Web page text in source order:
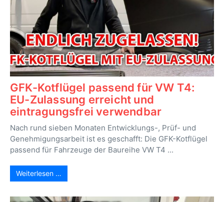
GFK-Kotflügel passend für VW T4:
EU-Zulassung erreicht und
eintragungsfrei verwendbar
Nach rund sieben Monaten Entwicklungs-, Prüf- und
Genehmigungsarbeit ist es geschafft: Die GFK-Kotflügel
passend für Fahrzeuge der Baureihe VW T4 ...
Weiterlesen …